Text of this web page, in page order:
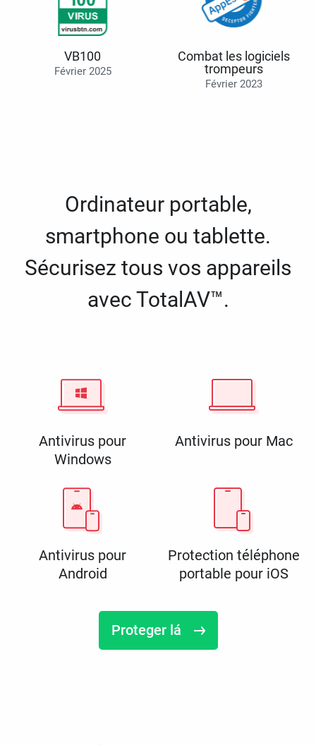
VB100
Février 2025
Combat les logiciels
trompeurs
Février 2023
Ordinateur portable,
smartphone ou tablette.
Sécurisez tous vos appareils
avec TotalAV™.
Antivirus pour
Windows
Antivirus pour Mac
Antivirus pour
Android
Protection téléphone
portable pour iOS
Proteger lá